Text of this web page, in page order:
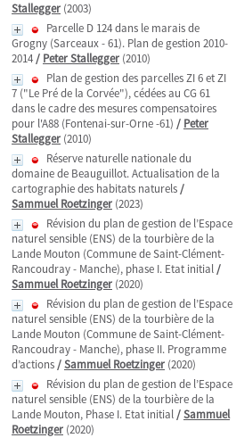
Stallegger (2003)
Parcelle D 124 dans le marais de
Grogny (Sarceaux - 61). Plan de gestion 2010-
2014/ Peter Stallegger (2010)
Plan de gestion des parcelles ZI 6 et ZI
7 ("Le Pré de la Corvée"), cédées au CG 61
dans le cadre des mesures compensatoires
pour l'A88 (Fontenai-sur-Orne -61) / Peter
Stallegger (2010)
Réserve naturelle nationale du
domaine de Beauguillot. Actualisation de la
cartographie des habitats naturels/
Sammuel Roetzinger (2023)
Révision du plan de gestion de l’Espace
naturel sensible (ENS) de la tourbière de la
Lande Mouton (Commune de Saint-Clément-
Rancoudray - Manche), phase I. Etat initial/
Sammuel Roetzinger (2020)
Révision du plan de gestion de l’Espace
naturel sensible (ENS) de la tourbière de la
Lande Mouton (Commune de Saint-Clément-
Rancoudray - Manche), phase II. Programme
d’actions/Sammuel Roetzinger (2020)
Révision du plan de gestion de l’Espace
naturel sensible (ENS) de la tourbière de la
Lande Mouton, Phase I. Etat initial/Sammuel
Roetzinger (2020)